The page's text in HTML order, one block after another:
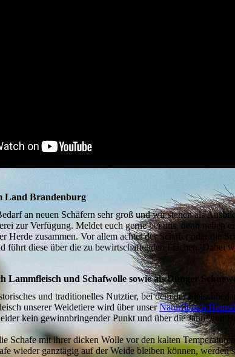
Land Brandenburg
an neuen Schäfern sehr groß und wir stehen als
zur Verfügung. Meldet euch gerne bei uns, denn neben
Herde zusammen. Vor allem achtet der Schäfer oder die
führt diese über die zu bewirtschaftenden Flächen. Dabei
Lammfleisch und Schafwolle sowie als Dünger
und traditionelles Nutztier, bei dem der
unserer Weidetiere wird über unserNaturfleisch
kein gewinnbringender Punkt und über die Jahre von
Schafe mit ihrer dicken Wolle vor den kalten
wieder ganztägig auf der Weide bleiben können, werden